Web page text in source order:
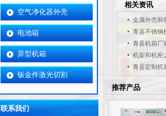
空气净化器外壳
电池箱
异型机箱
钣金件激光切割
联系我们
相关资讯
金属外壳和
青县不锈钢
青县机箱厂
机架和机柜
青县定制机
推荐产品